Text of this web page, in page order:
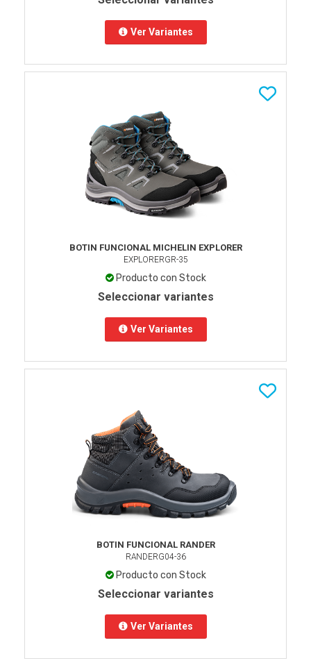
Ver Variantes
BOTIN FUNCIONAL MICHELIN EXPLORER
EXPLORERGR-35
Producto con Stock
Seleccionar variantes
Ver Variantes
BOTIN FUNCIONAL RANDER
RANDERG04-36
Producto con Stock
Seleccionar variantes
Ver Variantes